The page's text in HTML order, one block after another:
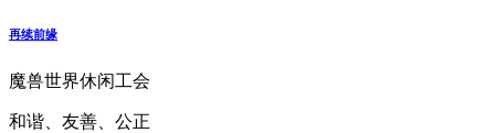
再续前缘
魔兽世界休闲工会
和谐、友善、公正